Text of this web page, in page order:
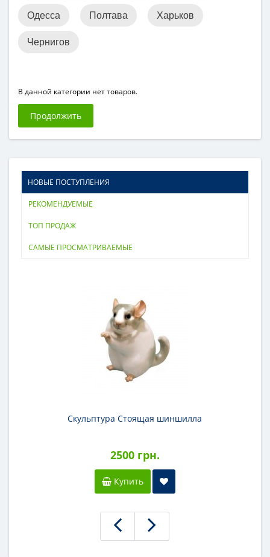
Одесса Полтава Харьков
Чернигов
В данной категории нет товаров.
Продолжить
НОВЫЕ ПОСТУПЛЕНИЯ
РЕКОМЕНДУЕМЫЕ
ТОП ПРОДАЖ
САМЫЕ ПРОСМАТРИВАЕМЫЕ
Скульптура Стоящая шиншилла
2500 грн.
Купить